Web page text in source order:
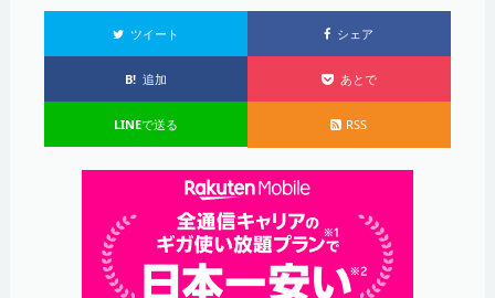
ツイート シェア
B! 追加 あとで
LINEで送る RSS